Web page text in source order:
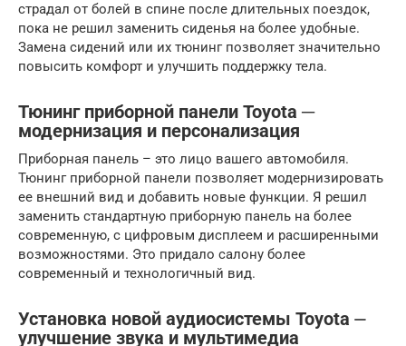
страдал от болей в спине после длительных поездок,
пока не решил заменить сиденья на более удобные.
Замена сидений или их тюнинг позволяет значительно
повысить комфорт и улучшить поддержку тела.
Тюнинг приборной панели Toyota ─
модернизация и персонализация
Приборная панель – это лицо вашего автомобиля.
Тюнинг приборной панели позволяет модернизировать
ее внешний вид и добавить новые функции. Я решил
заменить стандартную приборную панель на более
современную, с цифровым дисплеем и расширенными
возможностями. Это придало салону более
современный и технологичный вид.
Установка новой аудиосистемы Toyota ⏤
улучшение звука и мультимедиа